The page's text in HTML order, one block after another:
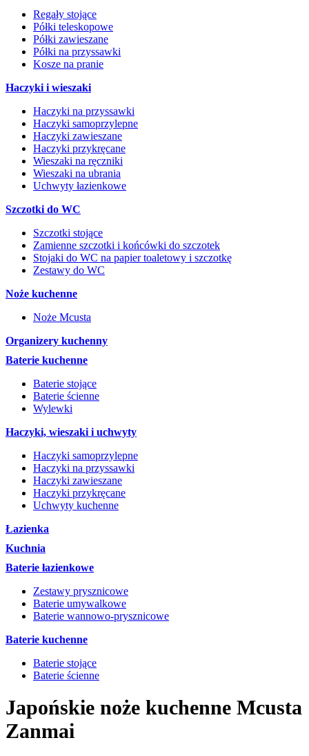
Regały stojące
Półki teleskopowe
Półki zawieszane
Półki na przyssawki
Kosze na pranie
Haczyki i wieszaki
Haczyki na przyssawki
Haczyki samoprzylepne
Haczyki zawieszane
Haczyki przykręcane
Wieszaki na ręczniki
Wieszaki na ubrania
Uchwyty łazienkowe
Szczotki do WC
Szczotki stojące
Zamienne szczotki i końcówki do szczotek
Stojaki do WC na papier toaletowy i szczotkę
Zestawy do WC
Noże kuchenne
Noże Mcusta
Organizery kuchenny
Baterie kuchenne
Baterie stojące
Baterie ścienne
Wylewki
Haczyki, wieszaki i uchwyty
Haczyki samoprzylepne
Haczyki na przyssawki
Haczyki zawieszane
Haczyki przykręcane
Uchwyty kuchenne
Łazienka
Kuchnia
Baterie łazienkowe
Zestawy prysznicowe
Baterie umywalkowe
Baterie wannowo-prysznicowe
Baterie kuchenne
Baterie stojące
Baterie ścienne
Japońskie noże kuchenne Mcusta
Zanmai